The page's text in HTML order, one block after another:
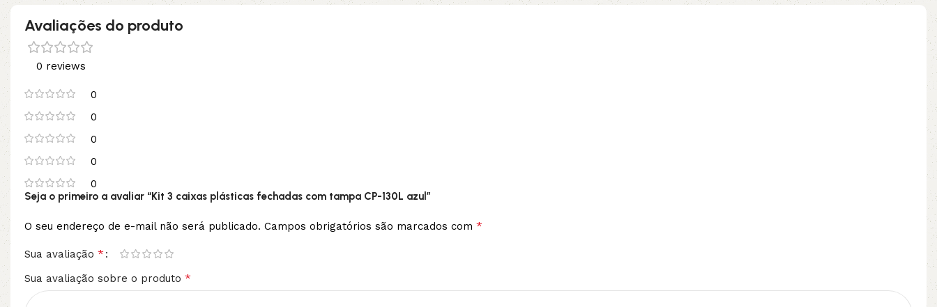
Avaliações do produto
0 reviews
0
0
0
0
0
Seja o primeiro a avaliar “Kit 3 caixas plásticas fechadas com tampa CP-130L azul”
O seu endereço de e-mail não será publicado. Campos obrigatórios são marcados com *
Sua avaliação *
Sua avaliação sobre o produto *